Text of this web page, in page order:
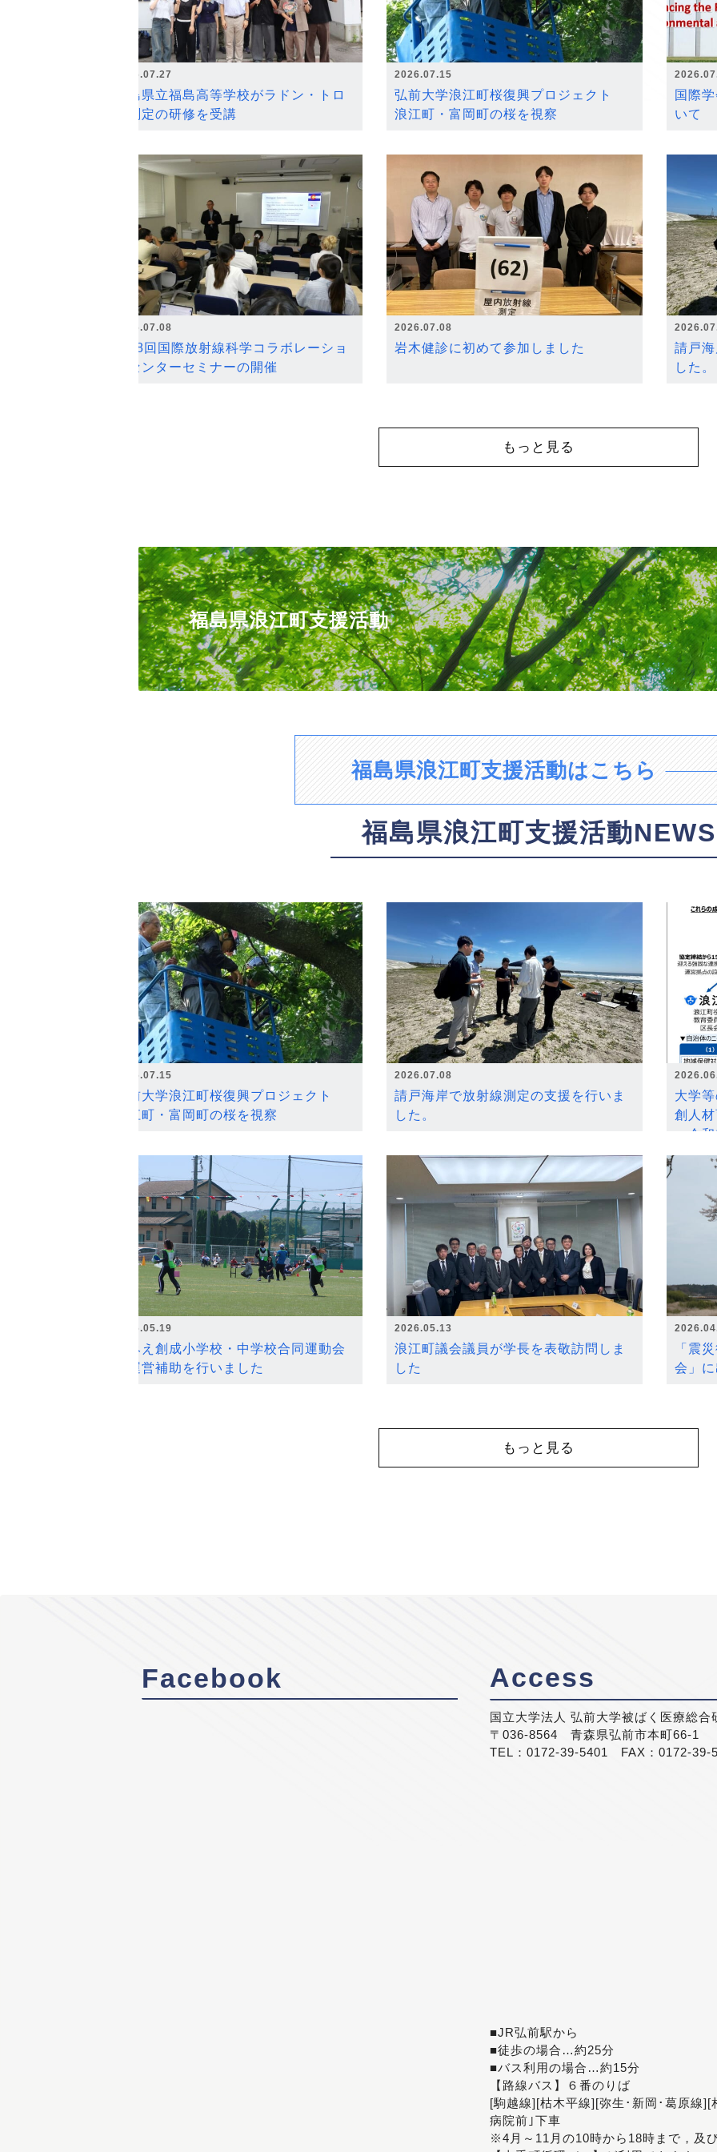
2026.07.27
福島県立福島高等学校がラドン・トロ
ン測定の研修を受講
2026.07.15
弘前大学浪江町桜復興プロジェクト
浪江町・富岡町の桜を視察
国際
いて
2026.07.08
第18回国際放射線科学コラボレーショ
ンセンターセミナーの開催
2026.07.08
岩木健診に初めて参加しました
請戸
した。
もっと見る
福島県浪江町支援活動
福島県浪江町支援活動はこちら
福島県浪江町支援活動NEWS
2026.07.15
弘前大学浪江町桜復興プロジェクト
浪江町・富岡町の桜を視察
2026.07.08
請戸海岸で放射線測定の支援を行いま
した。
大学
創人
～令
2026.05.19
なみえ創成小学校・中学校合同運動会
の運営補助を行いました
2026.05.13
浪江町議会議員が学長を表敬訪問しま
した
「震
会」
もっと見る
Facebook Access
国立大学法人 弘前大学被ばく医療総合
〒036-8564 青森県弘前市本町66-1
TEL：0172-39-5401 FAX：0172-39-
■JR弘前駅から
■徒歩の場合…約25分
■バス利用の場合…約15分
【路線バス】６番のりば
[駒越線][枯木平線][弥生･新岡･葛原線
病院前｣下車
※4月～11月の10時から18時まで，及